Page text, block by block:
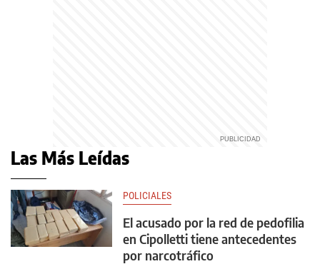
Las Más Leídas
POLICIALES
El acusado por la red de pedofilia
en Cipolletti tiene antecedentes
por narcotráfico